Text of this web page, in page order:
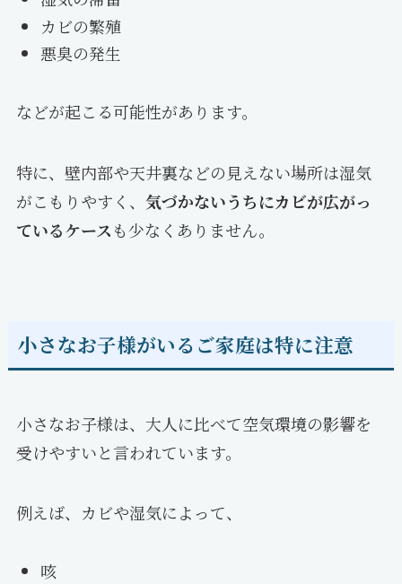
カビの繁殖
悪臭の発生
などが起こる可能性があります。
特に、壁内部や天井裏などの見えない場所は湿気
がこもりやすく、 気づかないうちにカビが広がっ
ているケースも少なくありません。
小さなお子様がいるご家庭は特に注意
小さなお子様は、大人に比べて空気環境の影響を
受けやすいと言われています。
例えば、カビや湿気によって、
咳